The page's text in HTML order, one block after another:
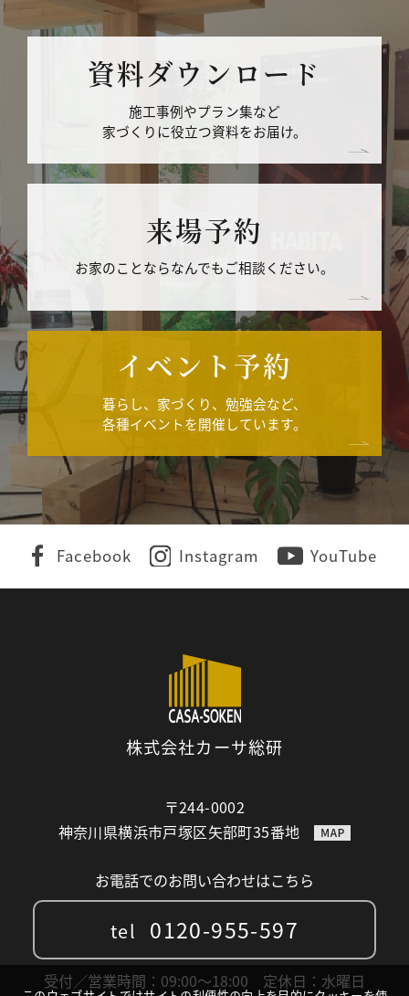
資料ダウンロード
施工事例やプラン集など
家づくりに役立つ資料をお届け。
来場予約
お家のことならなんでもご相談ください。
イベント予約
暮らし、家づくり、勉強会など、
各種イベントを開催しています。
Facebook Instagram YouTube
株式会社カーサ総研
〒244-0002
神奈川県横浜市戸塚区矢部町35番地
お電話でのお問い合わせはこちら
tel 0120-955-597
受付／営業時間：09:00〜18:00 定休日：水曜日